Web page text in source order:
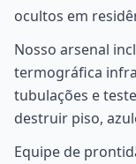
ocultos em
Nosso arsenal
termográfica
tubulações e
destruir piso,
Equipe de